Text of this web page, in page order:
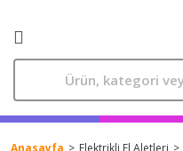
Anasayfa Elektrikli El Aletleri